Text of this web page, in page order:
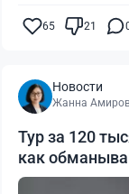
65 21
Новости
Жанна
Тур за 120
как